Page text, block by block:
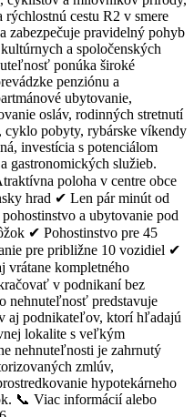
cestu R2 v smere
zabezpečuje pravidelný pohyb
a spoločenských
ponúka široké
penziónu a
ubytovanie,
osláv, rodinných stretnutí
pobyty, rybárske víkendy
investícia s potenciálom
gastronomických služieb.
poloha v centre obce
hrad ✔ Len pár minút od
a ubytovanie pod
✔ Pohostinstvo pre 45
pre približne 10 vozidiel ✔
vrátane kompletného
v podnikaní bez
nehnuteľnosť predstavuje
aj podnikateľov, ktorí hľadajú
lokalite s veľkým
nehnuteľnosti je zahrnutý
zmlúv,
hypotekárneho
📞 Viac informácií alebo